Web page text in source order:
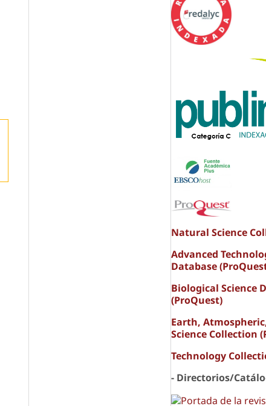
Natural Science
Advanced
Database
Biological Science
(ProQuest)
Earth,
Science Collection
Technology
- Directorios/